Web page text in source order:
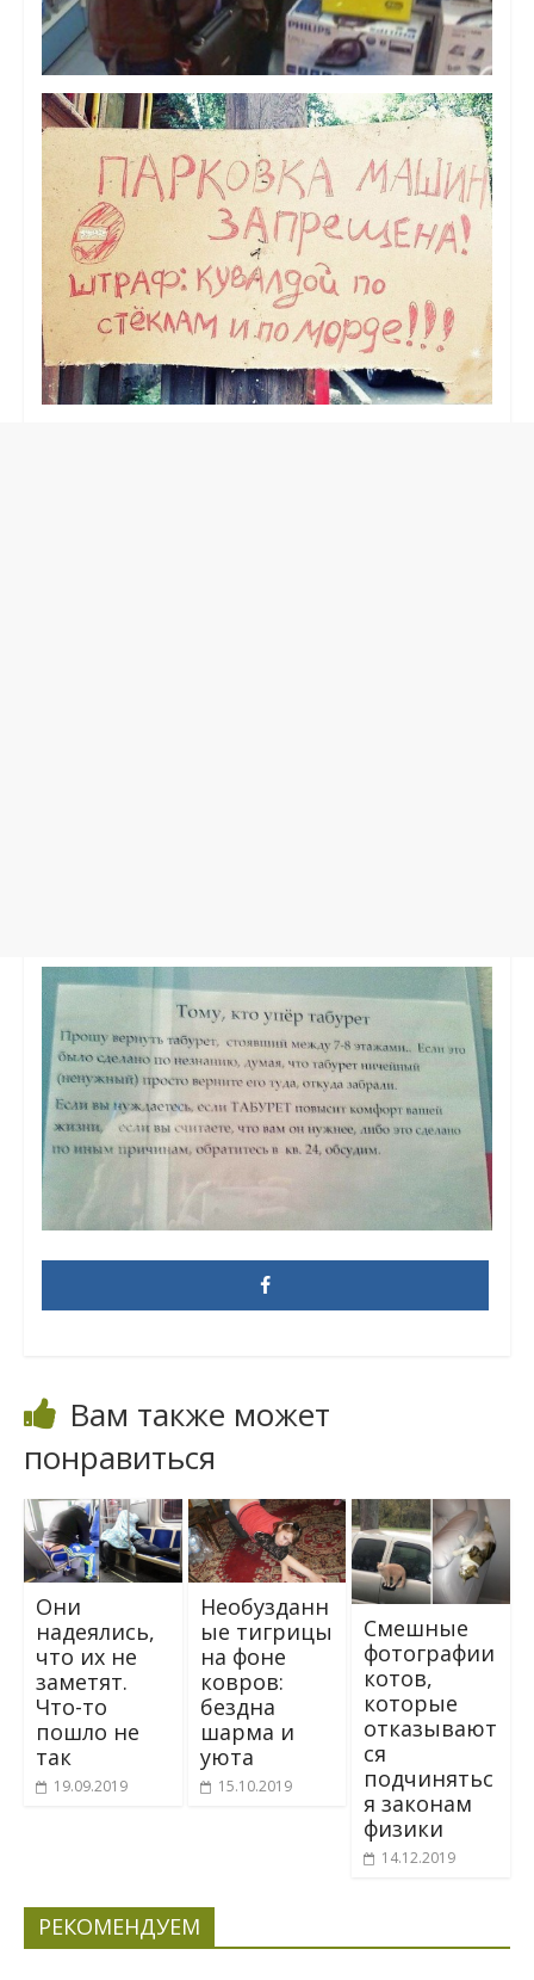
Вам также может
понравиться
Они
надеялись,
что их не
заметят.
Что-то
пошло не
так
19.09.2019
Необузданн
ые тигрицы
на фоне
ковров:
бездна
шарма и
уюта
15.10.2019
Смешные
фотографии
котов,
которые
отказывают
ся
подчинятьс
я законам
физики
14.12.2019
РЕКОМЕНДУЕМ